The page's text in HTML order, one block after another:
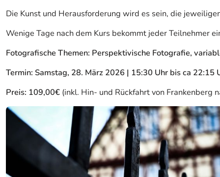
Die Kunst und Herausforderung wird es sein, die
Wenige Tage nach dem Kurs bekommt jeder Teilnehmer
Fotografische Themen: Perspektivische Fotografie,
Termin: Samstag, 28. März 2026 | 15:30 Uhr bis ca 22:15
Preis: 109,00€ (inkl. Hin- und Rückfahrt von Frankenberg